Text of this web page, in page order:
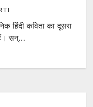
हिंदी कविता का दूसरा
सन्…